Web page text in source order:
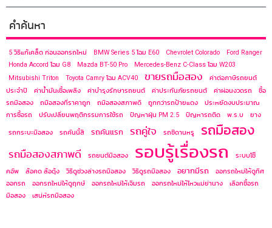
คำค้นหา
5 วิธีแก้เคล็ด ก่อนออกรถใหม่ BMW Series 5 โฉม E60 Chevrolet Colorado
Ford Ranger
Honda Accord โฉม G8
Mazda BT-50 Pro
Mercedes-Benz C-Class โฉม ​W203
Mitsubishi Triton
Toyota Camry โฉม ACV40 ขายรถมือสอง
ค่าต่อภาษีรถยนต์
ประจำปี
ค่าน้ำมันเชื้อเพลิง ค่าบำรุงรักษารถยนต์ ค่าประกันภัยรถยนต์ ค่าผ่อนงวดรถ
ซื้อ
รถมือสอง
ถมือสองที่ราคาถูก ถมือสองสภาพดี ถูกกว่ารถป้ายแดง
ประหยัดงบประมาณ
การซื้อรถ
ปรับเปลี่ยนพฤติกรรมการใช้รถ ปัญหาฝุ่น PM 2.5 ปัญหารถติด พ.ร.บ ยาง
รถกระบะมือสอง รถคันนี้สี รถคันแรก รถคู่ใจ รถซีดานหรู รถมือสอง
รถมือสองสภาพดี รถยนต์มือสอง รอบรู้เรื่องรถ
ระบบโช๊
คอัพ
ล้อคด ล้อดุ้ง วิธีดูช่วงล่างรถมือสอง วิธีดูรถมือสอง อยากมีรถ
ออกรถใหม่ให้ดูทิศ
ออกรถ
ออกรถใหม่ให้ดูฤกษ์ ออกรถใหม่ให้เจิมรถ ออกรถใหม่ให้ไหวแม่ย่านาง
เลือกซื้อรถ
มือสอง
เสน่ห์รถมือสอง